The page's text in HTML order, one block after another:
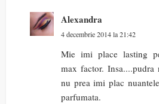
Alexandra
4 decembrie 2014 la 21:42
Mie imi place lasting
max factor. Insa....pudra
nu prea imi plac
parfumata.